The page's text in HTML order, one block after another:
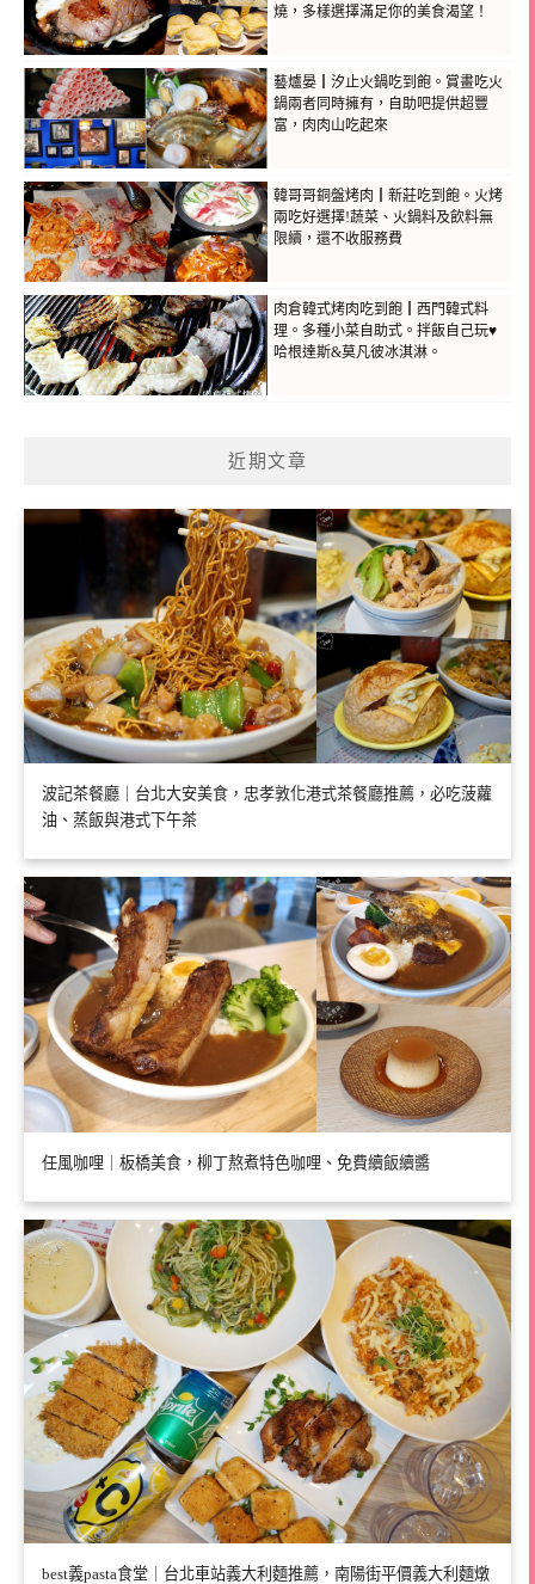
燒，多樣選擇滿足你的美食渴望！
藝爐晏┃汐止火鍋吃到飽。賞畫吃火
鍋兩者同時擁有，自助吧提供超豐
富，肉肉山吃起來
韓哥哥銅盤烤肉┃新莊吃到飽。火烤
兩吃好選擇!蔬菜、火鍋料及飲料無
限續，還不收服務費
肉倉韓式烤肉吃到飽┃西門韓式料
理。多種小菜自助式。拌飯自己玩♥
哈根達斯&莫凡彼冰淇淋。
近期文章
波記茶餐廳｜台北大安美食，忠孝敦化港式茶餐廳推薦，必吃菠蘿
油、蒸飯與港式下午茶
任風咖哩｜板橋美食，柳丁熬煮特色咖哩、免費續飯續醬
best義pasta食堂｜台北車站義大利麵推薦，南陽街平價義大利麵燉